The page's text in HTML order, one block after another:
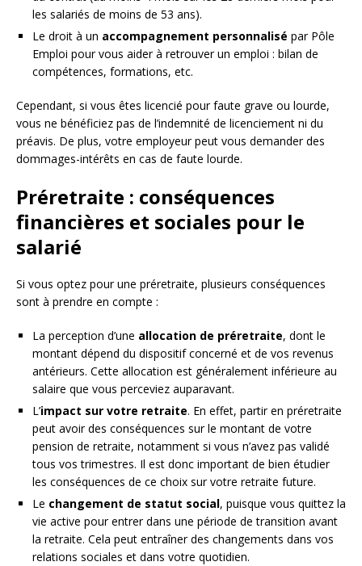
les salariés de moins de 53 ans).
Le droit à un accompagnement personnalisé par Pôle
Emploi pour vous aider à retrouver un emploi : bilan de
compétences, formations, etc.
Cependant, si vous êtes licencié pour faute grave ou lourde,
vous ne bénéficiez pas de l’indemnité de licenciement ni du
préavis. De plus, votre employeur peut vous demander des
dommages-intérêts en cas de faute lourde.
Préretraite : conséquences
financières et sociales pour le
salarié
Si vous optez pour une préretraite, plusieurs conséquences
sont à prendre en compte :
La perception d’une allocation de préretraite, dont le
montant dépend du dispositif concerné et de vos revenus
antérieurs. Cette allocation est généralement inférieure au
salaire que vous perceviez auparavant.
L’impact sur votre retraite. En effet, partir en préretraite
peut avoir des conséquences sur le montant de votre
pension de retraite, notamment si vous n’avez pas validé
tous vos trimestres. Il est donc important de bien étudier
les conséquences de ce choix sur votre retraite future.
Le changement de statut social, puisque vous quittez la
vie active pour entrer dans une période de transition avant
la retraite. Cela peut entraîner des changements dans vos
relations sociales et dans votre quotidien.